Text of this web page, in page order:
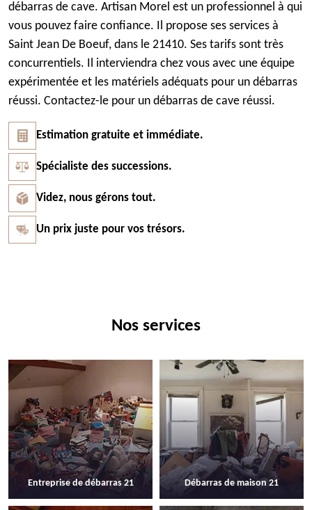
débarras de cave. Artisan Morel est un professionnel à qui
vous pouvez faire confiance. Il propose ses services à
Saint Jean De Boeuf, dans le 21410. Ses tarifs sont très
concurrentiels. Il interviendra chez vous avec une équipe
expérimentée et les matériels adéquats pour un débarras
réussi. Contactez-le pour un débarras de cave réussi.
Estimation gratuite et immédiate.
Spécialiste des successions.
Videz, nous gérons tout.
Un prix juste pour vos trésors.
Nos services
Entreprise de débarras 21 Débarras de maison 21